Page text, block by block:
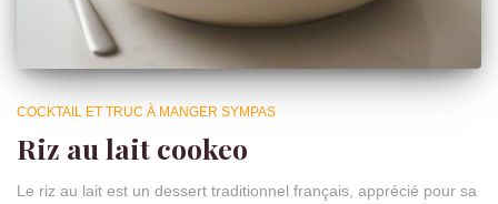
COCKTAIL ET TRUC À MANGER SYMPAS
Riz au lait cookeo
Le riz au lait est un dessert traditionnel français, apprécié pour sa